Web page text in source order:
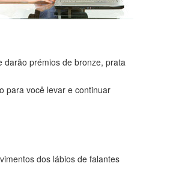
prémios de bronze, prata
para você levar e continuar
dos lábios de falantes